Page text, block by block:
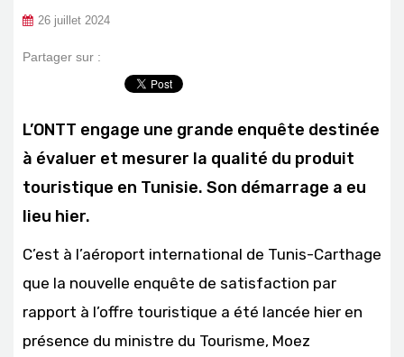
26 juillet 2024
Partager sur :
L’ONTT engage une grande enquête destinée
à évaluer et mesurer la qualité du produit
touristique en Tunisie. Son démarrage a eu
lieu hier.
C’est à l’aéroport international de Tunis-Carthage
que la nouvelle enquête de satisfaction par
rapport à l’offre touristique a été lancée hier en
présence du ministre du Tourisme, Moez